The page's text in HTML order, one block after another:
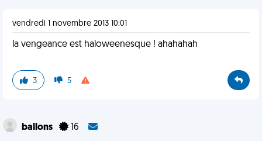
vendredi 1 novembre 2013 10:01
la vengeance est haloweenesque ! ahahahah
3 5
ballons 16